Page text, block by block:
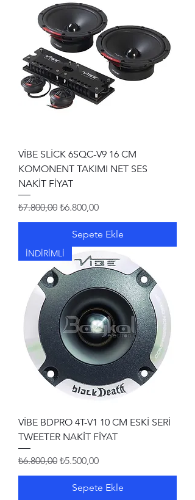
VİBE SLİCK 6SQC-V9 16 CM
KOMONENT TAKIMI NET SES
NAKİT FİYAT
Normal Fiyat
₺7.800,00 İndirimli Fiyat
₺6.800,00
Sepete Ekle
İNDİRİMLİ
VİBE BDPRO 4T-V1 10 CM ESKİ SERİ
TWEETER NAKİT FİYAT
Normal Fiyat
₺6.800,00 İndirimli Fiyat
₺5.500,00
Sepete Ekle